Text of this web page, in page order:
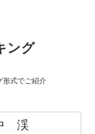
ング
形式でご紹介
渓